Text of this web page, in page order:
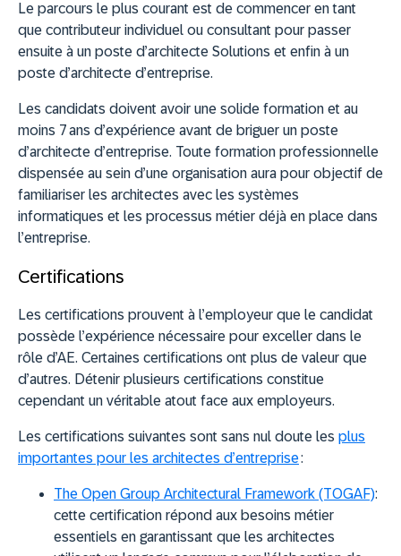
Le parcours le plus courant est de commencer en tant
que contributeur individuel ou consultant pour passer
ensuite à un poste d’architecte Solutions et enfin à un
poste d’architecte d’entreprise.
Les candidats doivent avoir une solide formation et au
moins 7 ans d’expérience avant de briguer un poste
d’architecte d’entreprise. Toute formation professionnelle
dispensée au sein d’une organisation aura pour objectif de
familiariser les architectes avec les systèmes
informatiques et les processus métier déjà en place dans
l’entreprise.
Certifications
Les certifications prouvent à l’employeur que le candidat
possède l’expérience nécessaire pour exceller dans le
rôle d’AE. Certaines certifications ont plus de valeur que
d’autres. Détenir plusieurs certifications constitue
cependant un véritable atout face aux employeurs.
Les certifications suivantes sont sans nul doute les plus
importantes pour les architectes d’entreprise:
The Open Group Architectural Framework (TOGAF):
cette certification répond aux besoins métier
essentiels en garantissant que les architectes